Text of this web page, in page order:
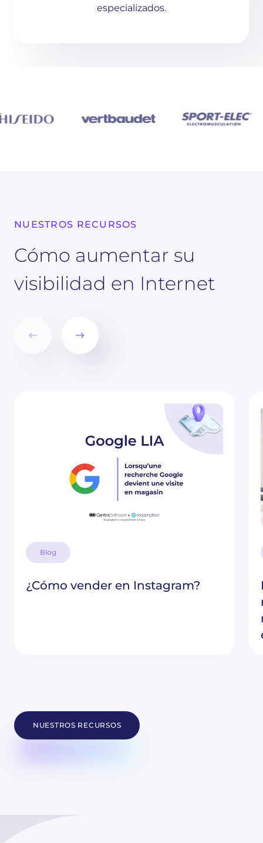
especializados.
NUESTROS RECURSOS
Cómo aumentar su
visibilidad en Internet
Blog
¿Cómo vender en Instagram?
NUESTROS RECURSOS